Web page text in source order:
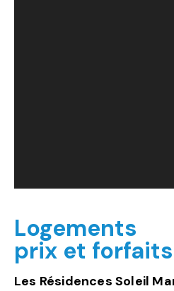
Logements
prix et
Les Résidences Soleil